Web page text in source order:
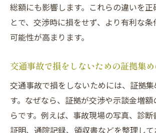
総額にも影響します。これらの違いを正
とで、交渉時に損をせず、より有利な
可能性が高まります。
交通事故で損をしないための証拠集
交通事故で損をしないためには、証拠
す。なぜなら、証拠が交渉や示談金増
らです。例えば、事故現場の写真、診
証明、通院記録、領収書などを整理して